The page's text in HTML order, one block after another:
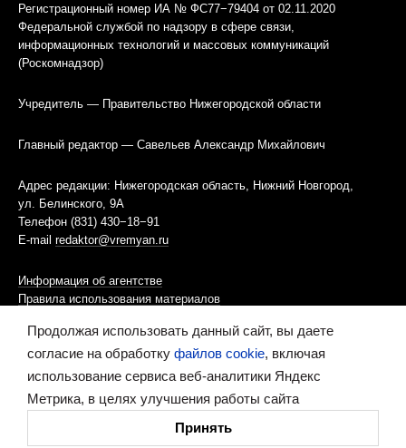
Регистрационный номер ИА № ФС77−79404 от 02.11.2020
Федеральной службой по надзору в сфере связи,
информационных технологий и массовых коммуникаций
(Роскомнадзор)
Учредитель — Правительство Нижегородской области
Главный редактор — Савельев Александр Михайлович
Адрес редакции: Нижегородская область, Нижний Новгород,
ул. Белинского, 9А
Телефон (831) 430−18−91
E-mail redaktor@vremyan.ru
Информация об агентстве
Правила использования материалов
Информационная политика использования «cookies»-файлов
Ресурс содержит материалы 16+
Продолжая использовать данный сайт, вы даете
согласие на обработку файлов cookie, включая
использование сервиса веб-аналитики Яндекс
Метрика, в целях улучшения работы сайта
Принять